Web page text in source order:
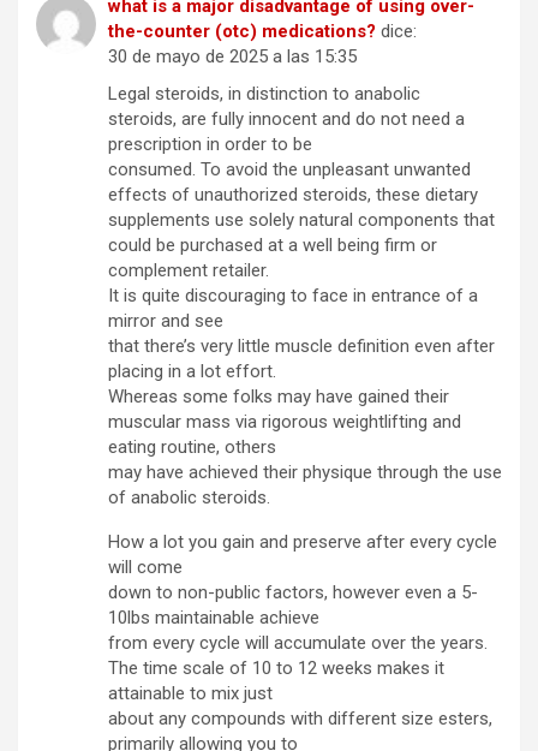
what is a major disadvantage of using over-
the-counter (otc) medications? dice:
30 de mayo de 2025 a las 15:35
Legal steroids, in distinction to anabolic
steroids, are fully innocent and do not need a
prescription in order to be
consumed. To avoid the unpleasant unwanted
effects of unauthorized steroids, these dietary
supplements use solely natural components that
could be purchased at a well being firm or
complement retailer.
It is quite discouraging to face in entrance of a
mirror and see
that there’s very little muscle definition even after
placing in a lot effort.
Whereas some folks may have gained their
muscular mass via rigorous weightlifting and
eating routine, others
may have achieved their physique through the use
of anabolic steroids.
How a lot you gain and preserve after every cycle
will come
down to non-public factors, however even a 5-
10lbs maintainable achieve
from every cycle will accumulate over the years.
The time scale of 10 to 12 weeks makes it
attainable to mix just
about any compounds with different size esters,
primarily allowing you to